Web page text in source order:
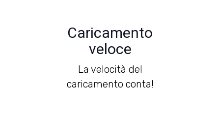
Caricamento
veloce
La velocità del
caricamento conta!